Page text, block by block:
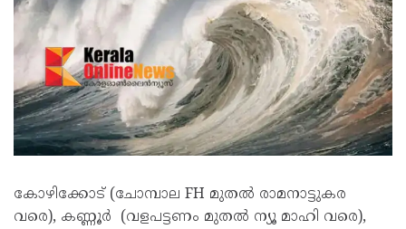
കോഴിക്കോട് (ചോമ്പാല FH മുതൽ രാമനാട്ടുകര
വരെ), കണ്ണൂർ (വളപട്ടണം മുതൽ ന്യൂ മാഹി വരെ),